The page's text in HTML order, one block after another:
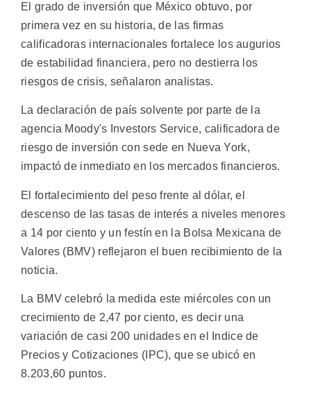
El grado de inversión que México obtuvo, por
primera vez en su historia, de las firmas
calificadoras internacionales fortalece los augurios
de estabilidad financiera, pero no destierra los
riesgos de crisis, señalaron analistas.
La declaración de país solvente por parte de la
agencia Moody's Investors Service, calificadora de
riesgo de inversión con sede en Nueva York,
impactó de inmediato en los mercados financieros.
El fortalecimiento del peso frente al dólar, el
descenso de las tasas de interés a niveles menores
a 14 por ciento y un festín en la Bolsa Mexicana de
Valores (BMV) reflejaron el buen recibimiento de la
noticia.
La BMV celebró la medida este miércoles con un
crecimiento de 2,47 por ciento, es decir una
variación de casi 200 unidades en el Indice de
Precios y Cotizaciones (IPC), que se ubicó en
8.203,60 puntos.